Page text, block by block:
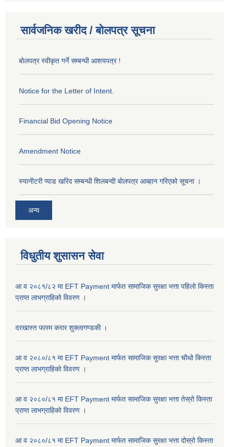
सार्वजनिक खरीद / बोलपत्र सूचना
बोलपत्र स्वीकृत गर्ने सम्बन्धी आशयपत्र !
Notice for the Letter of Intent.
Financial Bid Opening Notice
Amendment Notice
स्यानीटरी प्याड खरिद सम्बन्धी शिलबन्दी बोलपत्र आब्हान गरिएको सूचना ।
अन्य
विधुतीय शुसासन सेवा
आ व २०८१/८२ मा EFT Payment मार्फत सामाजिक सुरक्षा भत्ता पहिलो किस्ता
प्राप्त लाभग्राहिकाे विवरण ।
दरखास्त फारम करार शुक्लागण्डकी ।
आ व २०८०/८१ मा EFT Payment मार्फत सामाजिक सुरक्षा भत्ता चौथो किस्ता
प्राप्त लाभग्राहिकाे विवरण ।
आ व २०८०/८१ मा EFT Payment मार्फत सामाजिक सुरक्षा भत्ता तेस्रो किस्ता
प्राप्त लाभग्राहिकाे विवरण ।
आ व २०८०/८१ मा EFT Payment मार्फत सामाजिक सुरक्षा भत्ता दोस्रो किस्ता